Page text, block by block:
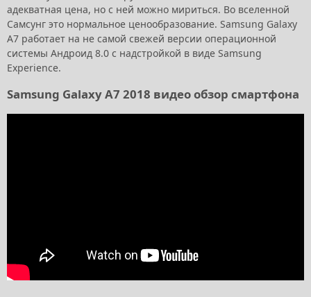
адекватная цена, но с ней можно мириться. Во вселенной
Самсунг это нормальное ценообразование. Samsung Galaxy
A7 работает на не самой свежей версии операционной
системы Андроид 8.0 с надстройкой в виде Samsung
Experience.
Samsung Galaxy A7 2018 видео обзор смартфона